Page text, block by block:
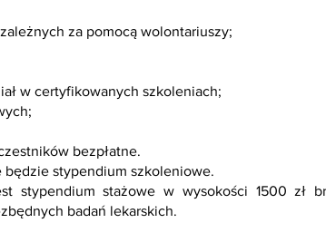
za pomocą wolontariuszy;
w certyfikowanych szkoleniach;
bezpłatne.
będzie stypendium szkoleniowe.
stypendium stażowe w wysokości 1500 zł
badań lekarskich.